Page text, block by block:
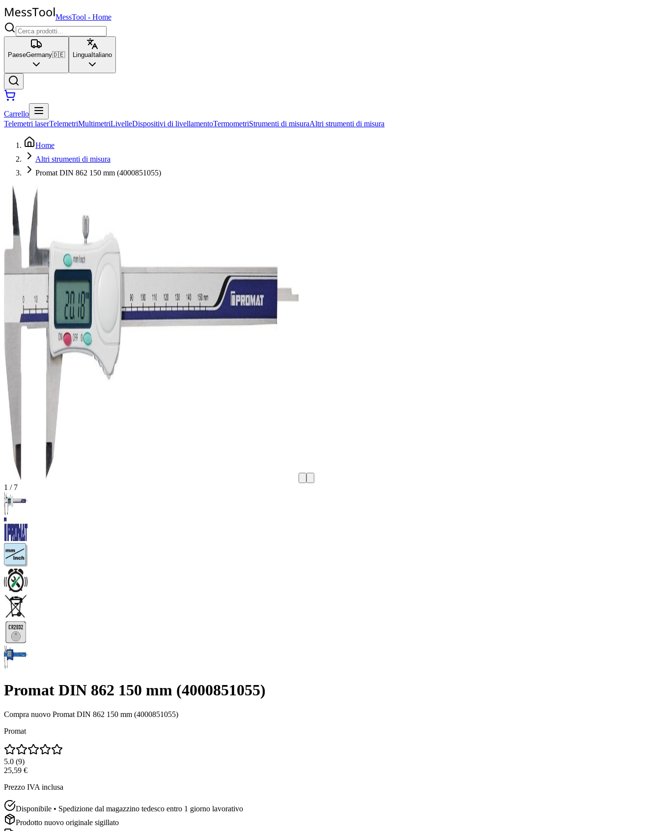
MessTool - Home
PaeseGermany🇩🇪 LinguaItaliano
Carrello
Telemetri laserTelemetriMultimetriLivelleDispositivi di livellamentoTermometriStrumenti di misuraAltri strumenti di misura
Home
Altri strumenti di misura
Promat DIN 862 150 mm (4000851055)
1 / 7
Promat DIN 862 150 mm (4000851055)
Compra nuovo Promat DIN 862 150 mm (4000851055)
Promat
5.0 (9)
25,59 €
Prezzo IVA inclusa
Disponibile • Spedizione dal magazzino tedesco entro 1 giorno lavorativo
Prodotto nuovo originale sigillato